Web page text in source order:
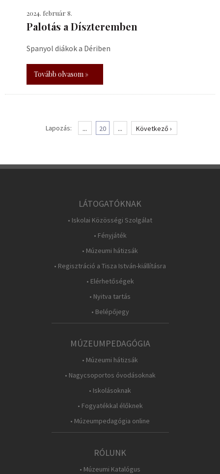
2024. február 8.
Palotás a Díszteremben
Spanyol diákok a Dériben
Tovább olvasom »
Lapozás: ... 20 ... Következő ›
LÁTOGATÓKNAK
• Iskolai Közösségi Szolgálat
• Fényjáték
• Múzeumi hátizsák
• Regisztráció a Tisza István-kiállításra
• Elérhetőségek
• Nyitva tartás
• Belépőjegy
MÚZEUMPEDAGÓGIA
• Múzeumi hátizsák
• Nagycsoportos óvodásoknak
• Iskolásoknak
• Fogyatékkal élőknek
• Múzeumpedagógia online
RÓLUNK
• Múzeumi Katalógus